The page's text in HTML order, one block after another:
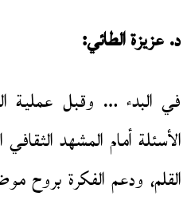
د. عزيزة الطائي:
في البدء … وقبل عملية
الأسئلة أمام المشهد
القلم، ودعم الفكرة بروح